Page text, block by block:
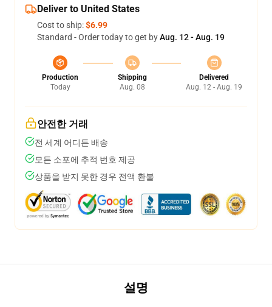
Deliver to United States
Cost to ship:$6.99
Standard - Order today to get byAug. 12 - Aug. 19
Production
Today
Shipping
Aug. 08
Delivered
Aug. 12 - Aug. 19
안전한 거래
전 세계 어디든 배송
모든 소포에 추적 번호 제공
상품을 받지 못한 경우 전액 환불
설명